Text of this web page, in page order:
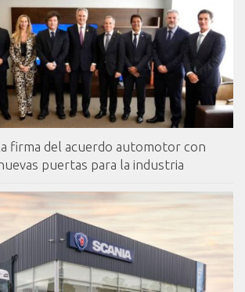
firma del acuerdo automotor con
puertas para la industria